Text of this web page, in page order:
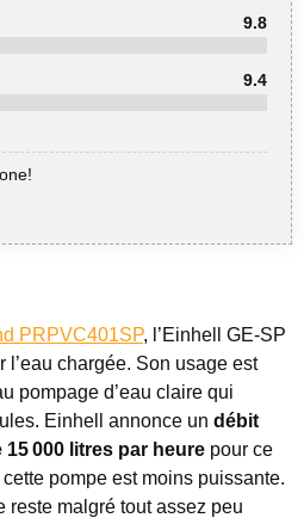
9.8
9.4
PRPVC401SP, l’Einhell GE-SP
l’eau chargée. Son usage est
pompage d’eau claire qui
Einhell annonce un débit
15000 litres par heure pour ce
pompe est moins puissante.
reste malgré tout assez peu